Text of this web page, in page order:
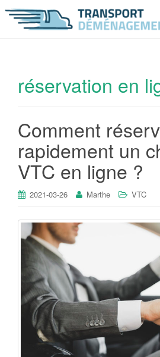
réservation en
Comment
rapidement un
VTC en ligne ?
2021-03-26 Marthe VTC